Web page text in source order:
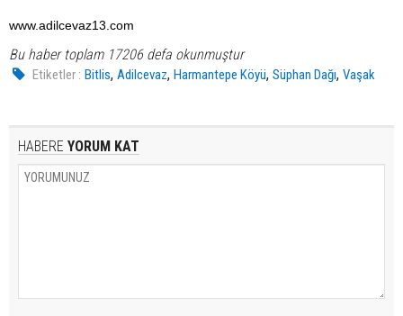
www.adilcevaz13.com
Bu haber toplam 17206 defa okunmuştur
Etiketler : Bitlis,Adilcevaz,Harmantepe Köyü,Süphan Dağı,Vaşak
HABERE YORUM KAT